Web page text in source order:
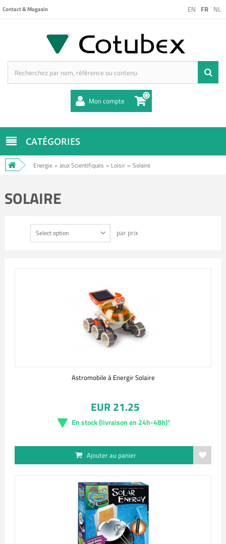
EN FR NL
Contact & Magasin
Mon compte 0
CATÉGORIES
Energie » Jeux Scientifiques » Loisir » Solaire
SOLAIRE
Select option par prix
Astromobile à Energir Solaire
EUR 21.25
En stock (livraison en 24h-48h)*
Ajouter au panier